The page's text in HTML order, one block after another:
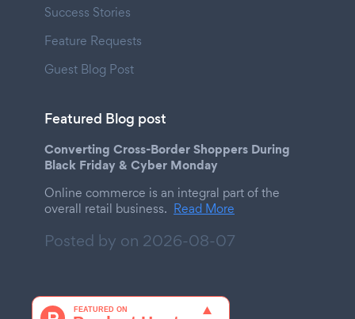
Success Stories
Feature Requests
Guest Blog Post
Featured Blog post
Converting Cross-Border Shoppers During
Black Friday & Cyber Monday
Online commerce is an integral part of the
overall retail business. Read More
Posted by on 2026-08-07